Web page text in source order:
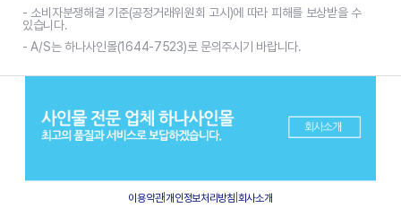
- 소비자분쟁해결 기준(공정거래위원회 고시)에 따라 피해를 보상받을 수
있습니다.
- A/S는 하나사인몰(1644-7523)로 문의주시기 바랍니다.
이용약관|개인정보처리방침 회사소개